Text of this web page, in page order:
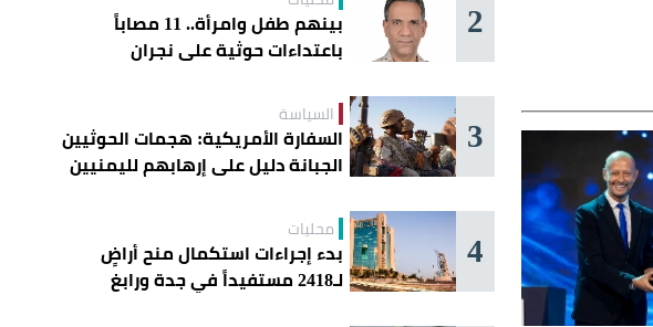
2
بينهم طفل وامرأة.. 11 مصاباً
باعتداءات حوثية على نجران
3 السياسة
السفارة الأمريكية: هجمات الحوثيين
الجبانة دليل على إرهابهم لليمنيين
4 محليات
بدء إجراءات استكمال منح أراضٍ
لـ2418 مستفيداً في جدة ورابغ